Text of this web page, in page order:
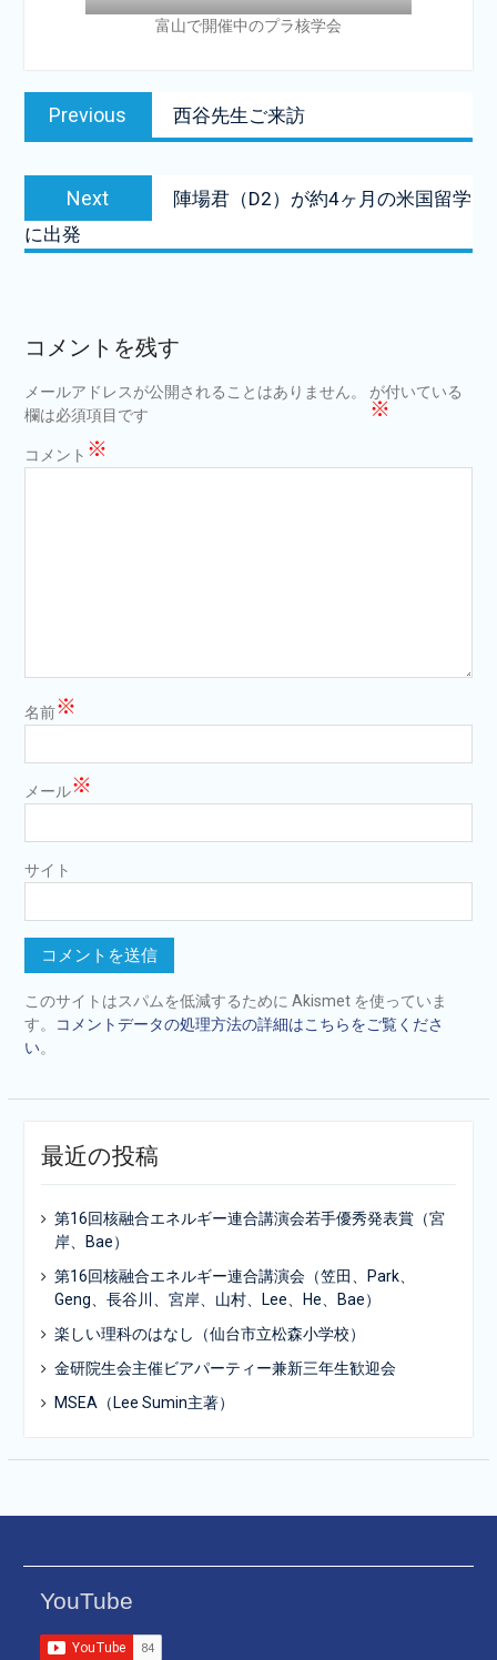
富山で開催中のプラ核学会
投
ゲ
ョ
ン
Previous
Previous
post:
西谷先生ご来訪
Next
Next
post:
陣場君（D2）が約4ヶ月の米国留学
に出発
コメントを残す
メールアドレスが公開されることはありません。
※
が付いている
欄は必須項目です
コメント ※
名前※
メール※
サイト
このサイトはスパムを低減するために Akismet を使っていま
す。
コメントデータの処理方法の詳細はこちらをご覧くださ
い。
最近の投稿
第16回核融合エネルギー連合講演会若手優秀発表賞（宮
岸、Bae）
第16回核融合エネルギー連合講演会（笠田、Park、
Geng、長谷川、宮岸、山村、Lee、He、Bae）
楽しい理科のはなし（仙台市立松森小学校）
金研院生会主催ビアパーティー兼新三年生歓迎会
MSEA（Lee Sumin主著）
YouTube